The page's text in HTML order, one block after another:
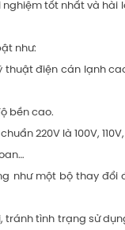
tốt nhất và hài
như:
thuật điện cán lạnh
bền cao.
220V là 100V,
như một bộ thay đổi
tránh tình trạng sử